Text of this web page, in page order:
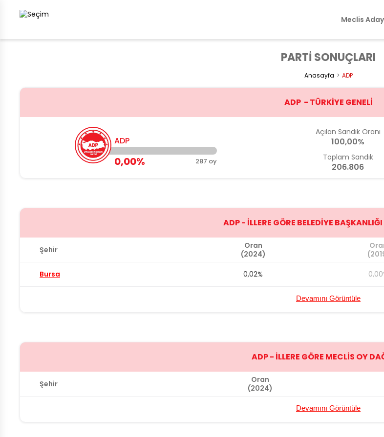
Meclis
PARTİ SONUÇLARI
Anasayfa ADP
ADP - TÜRKİYE GENELİ
ADP
0,00% 287 oy
Açılan Sandık Oranı
100,00%
Toplam Sandık
206.806
ADP - İLLERE GÖRE BELEDİYE
Şehir
Oran
(2024)
Bursa 0,02%
Devamını Görüntüle
ADP - İLLERE GÖRE MECLİS OY
Şehir
Oran
(2024)
Devamını Görüntüle